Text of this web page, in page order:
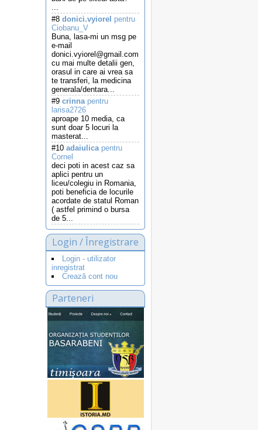
...
#8 donici.vyiorel pentru
Ciobanu_V
Buna, lasa-mi un msg pe
e-mail
donici.vyiorel@gmail.com
cu mai multe detalii gen,
orasul in care ai vrea sa
te transferi, la medicina
generala/dentara...
#9 crinnapentru
larisa2726
aproape 10 media, ca
sunt doar 5 locuri la
masterat...
#10 adaiulicapentru
Cornel
deci poti in acest caz sa
aplici pentru un
liceu/colegiu in Romania,
poti beneficia de locurile
acordate de statul Roman
( astfel primind o bursa
de 5...
Login / Înregistrare
Login - utilizator
inregistrat
Crează cont nou
Parteneri